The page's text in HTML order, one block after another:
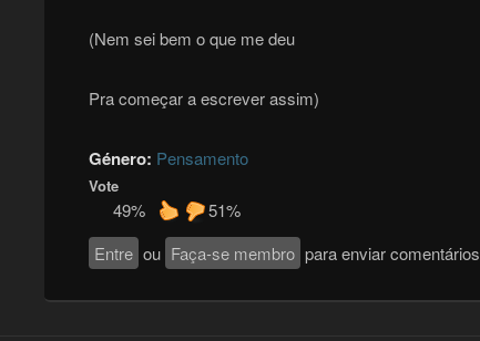
(Nem sei bem o que me deu
Pra começar a escrever assim)
Género: Pensamento
Vote
49%
51%
Entre ou Faça-se membro para enviar comentários